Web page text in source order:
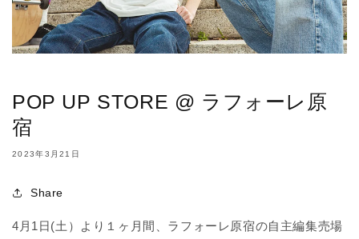
POP UP STORE @ ラフォーレ原
宿
2023年3月21日
Share
4月1日(土）より１ヶ月間、ラフォーレ原宿の自主編集売場